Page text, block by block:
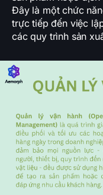
Đây là một chức
trực tiếp đến việc
các quy trình sản